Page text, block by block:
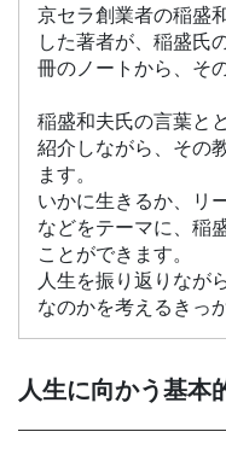
京セラ創業者の稲盛
した著者が、稲盛氏
冊のノートから、そ
稲盛和夫氏の言葉と
紹介しながら、その
ます。
いかに生きるか、リ
などをテーマに、稲
ことができます。
人生を振り返りなが
なのかを考えるきっ
人生に向かう基本